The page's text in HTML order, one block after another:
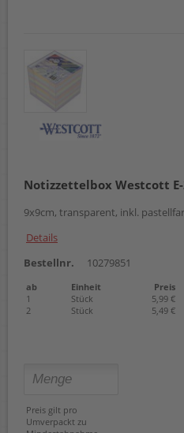
Notizzettelbox Westcott E-
9x9cm, transparent, inkl.
Details
Bestellnr.
10279851
ab Einheit
Preis
1
Stück
5,99 €
2
Stück 5,49 €
Preis gilt pro
Umverpackt zu